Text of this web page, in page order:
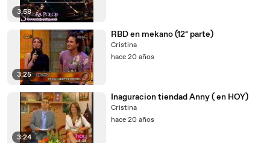
3:58
3:25
RBD en mekano (12ª parte)
Cristina
hace 20 años
3:24
Inaguracion tiendad Anny ( en HOY)
Cristina
hace 20 años